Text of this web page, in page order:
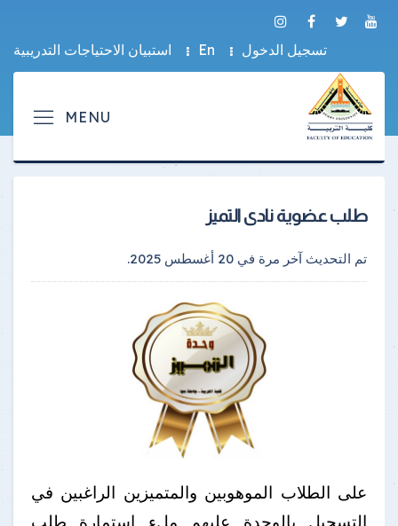
تسجيل الدخول En استبيان الاحتياجات التدريبية
طلب عضوية نادى التميز
تم التحديث آخر مرة في 20 أغسطس 2025 .
على الطلاب الموهوبين والمتميزين الراغبين في
التسجيل بالوحدة عليهم ملء استمارة طلب